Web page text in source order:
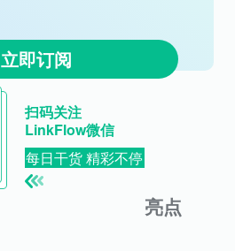
立即订阅
扫码关注
LinkFlow微信
每日干货 精彩不停
亮点